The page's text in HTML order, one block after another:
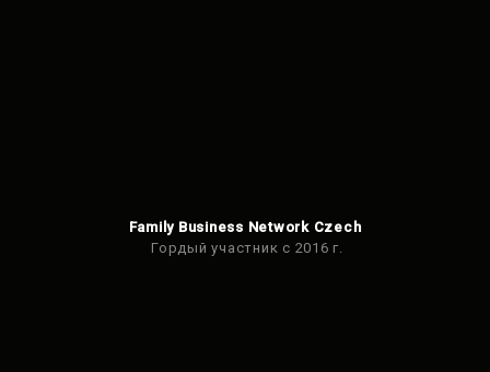
Family Business Network Czech
Гордый участник с 2016 г.